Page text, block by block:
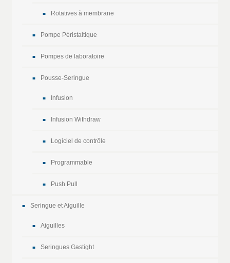
Rotatives à membrane
Pompe Péristaltique
Pompes de laboratoire
Pousse-Seringue
Infusion
Infusion Withdraw
Logiciel de contrôle
Programmable
Push Pull
Seringue et Aiguille
Aiguilles
Seringues Gastight